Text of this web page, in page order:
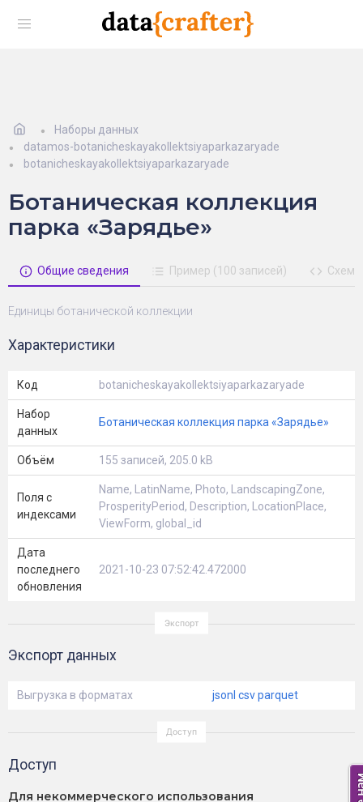
Наборы данных
datamos-botanicheskayakollektsiyaparkazaryade
botanicheskayakollektsiyaparkazaryade
Ботаническая коллекция
парка «Зарядье»
Общие сведения Пример (100 записей) Схема
Единицы ботанической коллекции
Характеристики
Код botanicheskayakollektsiyaparkazaryade
Набор
данных
Ботаническая коллекция парка «Зарядье»
Объём 155 записей, 205.0 kB
Поля с
индексами
Name, LatinName, Photo, LandscapingZone,
ProsperityPeriod, Description, LocationPlace,
ViewForm, global_id
Дата
последнего
обновления
2021-10-23 07:52:42.472000
Экспорт данных
Выгрузка в форматах jsonl csvparquet
Доступ
Для некоммерческого использования